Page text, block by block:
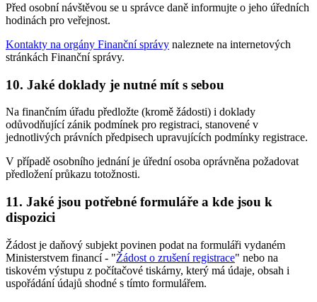
Před osobní návštěvou se u správce daně informujte o jeho úředních
hodinách pro veřejnost.
Kontakty na orgány Finanční správy naleznete na internetových
stránkách Finanční správy.
10. Jaké doklady je nutné mít s sebou
Na finančním úřadu předložte (kromě žádosti) i doklady
odůvodňující zánik podmínek pro registraci, stanovené v
jednotlivých právních předpisech upravujících podmínky registrace.
V případě osobního jednání je úřední osoba oprávněna požadovat
předložení průkazu totožnosti.
11. Jaké jsou potřebné formuláře a kde jsou k
dispozici
Žádost je daňový subjekt povinen podat na formuláři vydaném
Ministerstvem financí - "Žádost o zrušení registrace" nebo na
tiskovém výstupu z počítačové tiskárny, který má údaje, obsah i
uspořádání údajů shodné s tímto formulářem.